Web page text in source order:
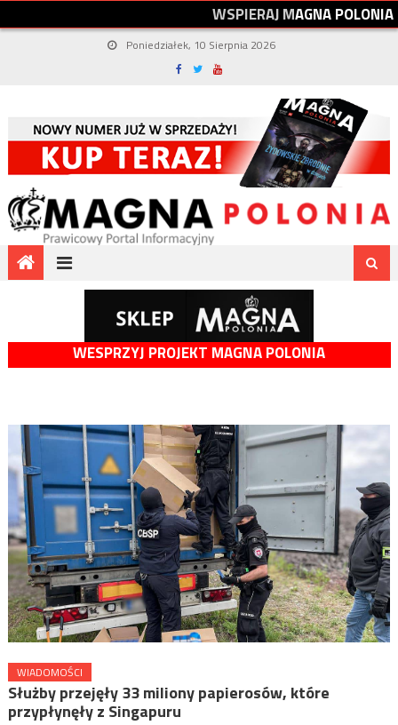
WSPIERAJMAGNAPOLONIA
Poniedziałek, 10 Sierpnia 2026
WESPRZYJ PROJEKT MAGNA POLONIA
WIADOMOŚCI
Służby przejęły 33 miliony papierosów, które
przypłynęły z Singapuru